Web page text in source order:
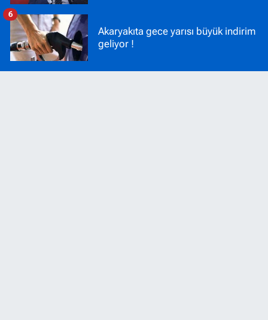
Akaryakıta gece yarısı büyük indirim
geliyor !
6